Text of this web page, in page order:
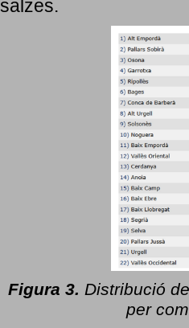
salzes.
Figura 3. Distribució
per